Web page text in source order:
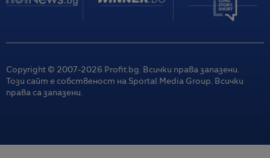
Copyright © 2007-2026 Profit.bg. Всички права запазени.
Този сайт е собственост на Sportal Media Group. Всички
права са запазени.